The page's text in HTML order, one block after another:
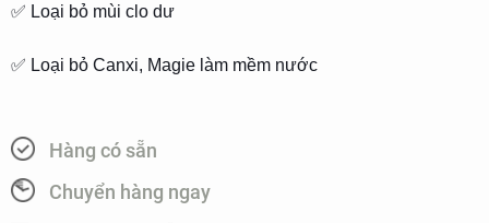
✅ Loại bỏ mùi clo dư
✅ Loại bỏ Canxi, Magie làm mềm nước
Hàng có sẵn
Chuyển hàng ngay